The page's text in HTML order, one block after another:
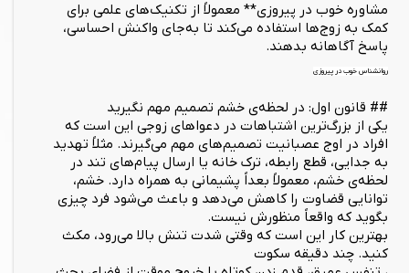
مشاوره خوب در پیروزی** معمولاً از تکنیک‌های علمی برای
کمک به زوج‌ها استفاده می‌کند تا به‌جای واکنش احساسی،
پاسخ آگاهانه بدهند.
روانشناس خوب در پیروزی
## قانون اول: در لحظه‌ی خشم تصمیم مهم نگیرید
یکی از بزرگ‌ترین اشتباهات در دعواهای زوجی این است که
افراد در اوج عصبانیت تصمیم‌های مهم می‌گیرند. مثلاً تهدید
به جدایی، قطع رابطه، ترک خانه یا ارسال پیام‌های تند در
لحظه‌ی خشم، معمولاً بعداً پشیمانی به همراه دارد. خشم،
توانایی قضاوت را کاهش می‌دهد و باعث می‌شود فرد چیزی
بگوید که واقعاً منظورش نیست.
بهترین کار این است که وقتی شدت تنش بالا می‌رود، مکث
کنید. چند دقیقه سکوت